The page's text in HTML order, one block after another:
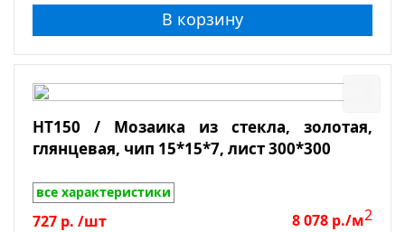
В корзину
HT150 / Мозаика из стекла, золотая,
глянцевая, чип 15*15*7, лист 300*300
все характеристики
727 р. /шт 8 078 р./м2